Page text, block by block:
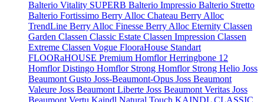
Balterio Vitality SUPERB Balterio Impressio Balterio Stretto
Balterio Fortissimo Berry Alloc Chateau Berry Alloc
TrendLine Berry Alloc Finesse Berry Alloc Eternity Classen
Garden Classen Classic Estate Classen Impression Classen
Extreme Classen Vogue FlooraHouse Standart
FLOORaHOUSE Premium Homflor Herringbone 12
Homflor Distingo Homflor Strong Homflor Strong Helio Joss
Beaumont Gusto Joss-Beaumont-Opus Joss Beaumont
Valeure Joss Beaumont Liberte Joss Beaumont Veritas Joss
Beaumont Vertu Kaindl Natural Touch KAINDL CLASSIC